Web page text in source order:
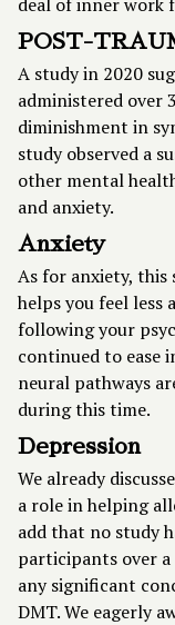
POST-
A study in 2020
administered over
diminishment in
study observed a
other mental
and anxiety.
Anxiety
As for anxiety, this
helps you feel less
following your
continued to ease
neural pathways
during this time.
Depression
We already
a role in helping
add that no study
participants over
any significant
DMT. We eagerly